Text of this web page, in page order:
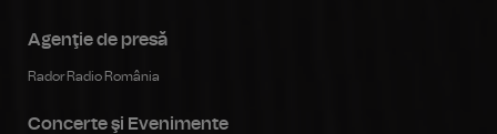
Agenţie de presă
Rador Radio România
Concerte şi Evenimente